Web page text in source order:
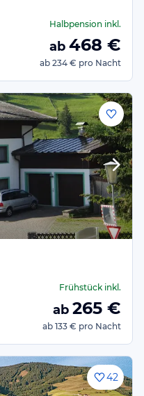
Halbpension inkl.
ab 468 €
ab 234 € pro Nacht
Frühstückinkl.
ab 265 €
ab 133 € pro Nacht
42